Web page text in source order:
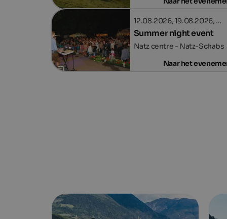
12.08.2026, 19.08.2026, …
Summer night event
Natz centre - Natz-Schabs
Naar het